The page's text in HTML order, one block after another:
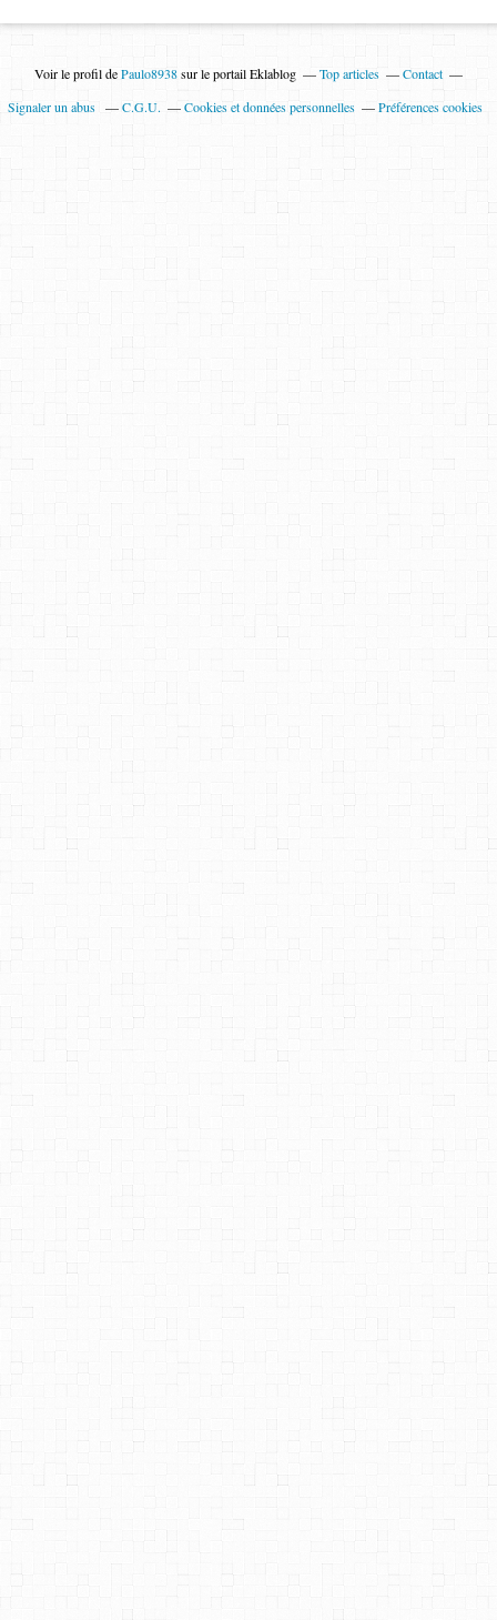
Voir le profil dePaulo8938sur le portail Eklablog Top articles
Contact
Signaler un abus
C.G.U. Cookies et données personnelles Préférences cookies